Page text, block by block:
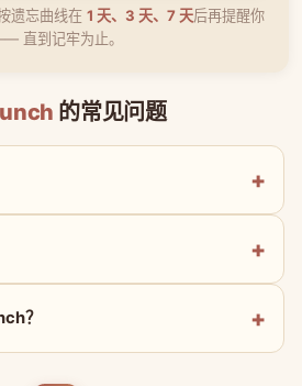
遗忘曲线在 1 天、3 天、7 天后再提醒你
直到记牢为止。
的常见问题
？